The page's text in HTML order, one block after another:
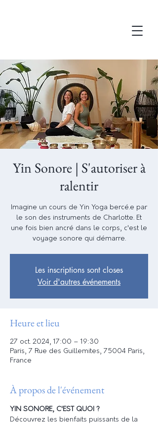
Yin Sonore | S'autoriser à
ralentir
Imagine un cours de Yin Yoga bercé.e par
le son des instruments de Charlotte. Et
une fois bien ancré dans le corps, c'est le
voyage sonore qui démarre.
Les inscriptions sont closes
Voir d'autres événements
Heure et lieu
27 oct. 2024, 17:00 – 19:30
Paris, 7 Rue des Guillemites, 75004 Paris,
France
À propos de l'événement
YIN SONORE, C'EST QUOI ?
Découvrez les bienfaits puissants de la